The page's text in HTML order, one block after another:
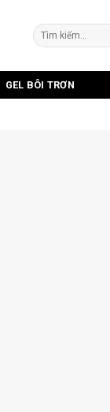
Tìm
kiếm:
GEL BÔI TRƠN